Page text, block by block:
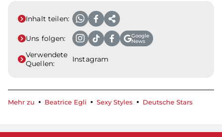
Inhalt teilen:
Uns folgen:
Google
News
Verwendete
Quellen:
Instagram
Mehr zu Beatrice Egli Sexy Styles Deutsche Stars